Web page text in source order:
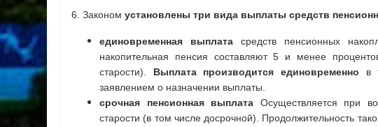
6. Закономустановлены три вида выплаты средств
единовременная выплата средств пенсионных
накопительная пенсия составляют 5 и менее
старости). Выплата производится единовременно в
заявлением о назначении выплаты.
срочная пенсионная выплата Осуществляется при
старости (в том числе досрочной). Продолжительность